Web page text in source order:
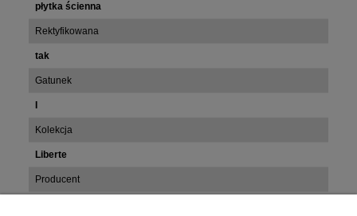
płytka ścienna
Rektyfikowana
tak
Gatunek
Kolekcja
Liberte
Producent